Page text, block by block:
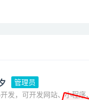
管理员